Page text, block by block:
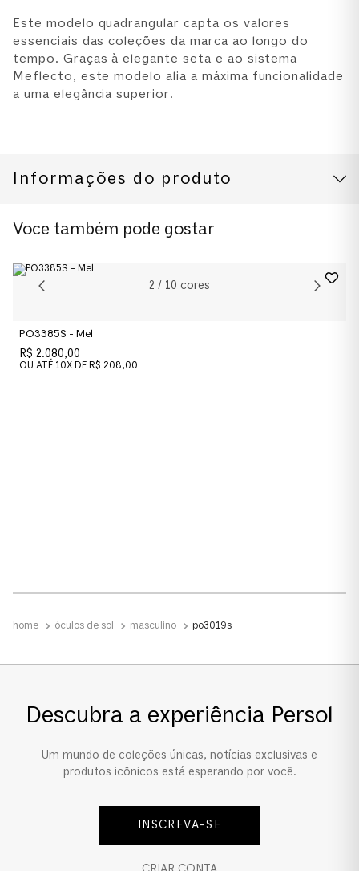
Este modelo quadrangular capta os valores
essenciais das coleções da marca ao longo do
tempo. Graças à elegante seta e ao sistema
Meflecto, este modelo alia a máxima funcionalidade
a uma elegância superior.
Informações do produto
CUIDADOS COM O PRODUTO
0PO3019S 52 1196S3
Cor da Armação
Cor das Lentes
Azul
Quadrado
Ponte Alta
Voce também pode gostar
2 / 10 cores
PO3385S - Mel
R$ 2.080,00
OU ATÉ 10X DE R$ 208,00
óculos de sol masculino po3019s
Descubra a experiência Persol
Um mundo de coleções únicas, notícias exclusivas e
produtos icônicos está esperando por você.
INSCREVA-SE